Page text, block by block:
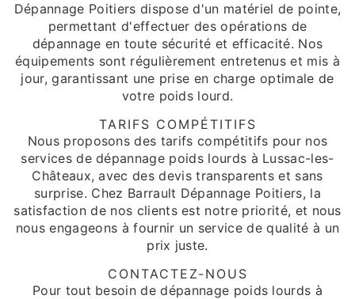
Dépannage Poitiers dispose d'un matériel de pointe,
permettant d'effectuer des opérations de
dépannage en toute sécurité et efficacité. Nos
équipements sont régulièrement entretenus et mis à
jour, garantissant une prise en charge optimale de
votre poids lourd.
TARIFS COMPÉTITIFS
Nous proposons des tarifs compétitifs pour nos
services de dépannage poids lourds à Lussac-les-
Châteaux, avec des devis transparents et sans
surprise. Chez Barrault Dépannage Poitiers, la
satisfaction de nos clients est notre priorité, et nous
nous engageons à fournir un service de qualité à un
prix juste.
CONTACTEZ-NOUS
Pour tout besoin de dépannage poids lourds à